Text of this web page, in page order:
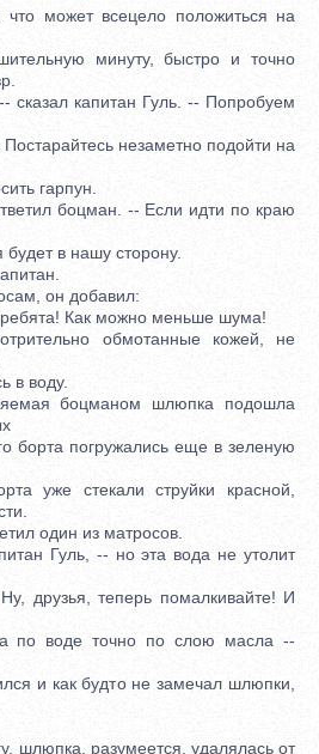
может всецело положиться на
минуту, быстро и точно
капитан Гуль. -- Попробуем
незаметно подойти на
гарпун.
боцман. -- Если идти по краю
в нашу сторону.
он добавил:
Как можно меньше шума!
обмотанные кожей, не
в воду.
боцманом шлюпка подошла
борта погружались еще в зеленую
уже стекали струйки красной,
один из матросов.
Гуль, -- но эта вода не утолит
друзья, теперь помалкивайте! И
воде точно по слою масла --
и как будто не замечал шлюпки,
шлюпка, разумеется, удалялась от